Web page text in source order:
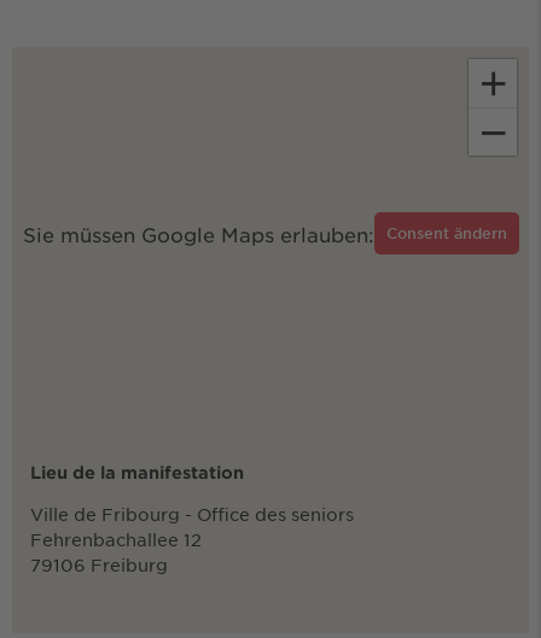
Sie müssen Google Maps erlauben: Consent ändern
+
−
Lieu de la manifestation
Ville de Fribourg - Office des seniors
Fehrenbachallee 12
79106 Freiburg